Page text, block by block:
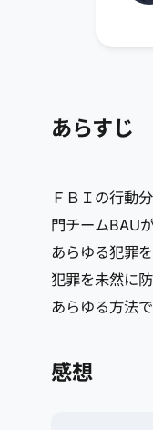
あらすじ
ＦＢＩの行動
門チームBAU
あらゆる犯罪
犯罪を未然に
あらゆる方法
感想